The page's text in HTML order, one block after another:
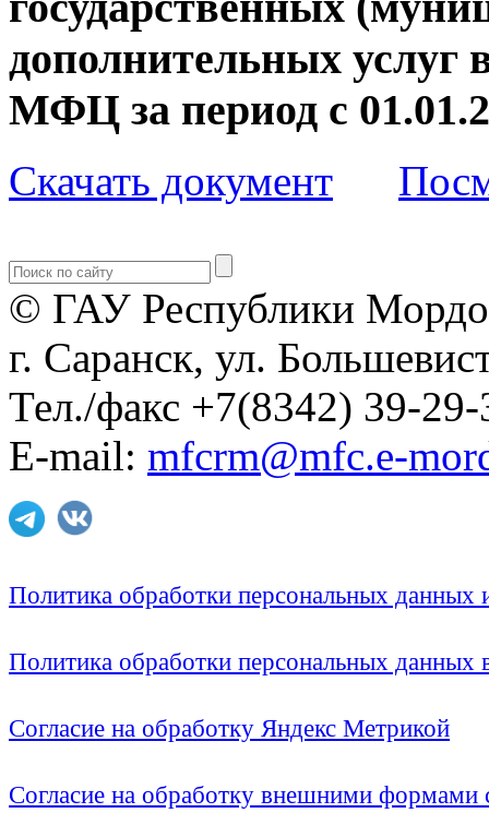
дополнительных
МФЦ за период с
Скачать документ
© ГАУ Республики
г. Саранск, ул.
Тел./факс +7(8342) 39-29-
E-mail: mfcrm@mfc.e-
Политика обработки персональных
Политика обработки персональных
Согласие на обработку Яндекс Метрикой
Согласие на обработку внешними формами